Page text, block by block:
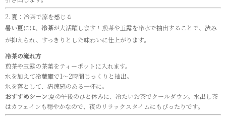
2. 夏：冷茶で涼を感じる
暑い夏には、 冷茶が大活躍します！煎茶や玉露を冷水で抽出することで、渋み
が抑えられ、すっきりとした味わいに仕上がります。
冷茶の淹れ方
煎茶や玉露の茶葉をティーポットに入れます。
水を加えて冷蔵庫で1～2時間じっくりと抽出。
氷を落として、清涼感のある一杯に。
おすすめシーン:夏の午後のひと休みに、冷たいお茶でクールダウン。水出し茶
はカフェインも穏やかなので、夜のリラックスタイムにもぴったりです。